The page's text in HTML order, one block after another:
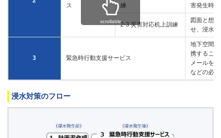
ス
練
害発生時
2-3 災害対応机上訓練
図面と想
せ、浸水
3 緊急時行動支援サービス
地下空間
携するこ
メールを
などの必
scrollable
浸水対策のフロー